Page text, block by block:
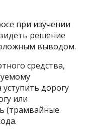
при изучении
решение
выводом.
средства,
дорогу
или
(трамвайные